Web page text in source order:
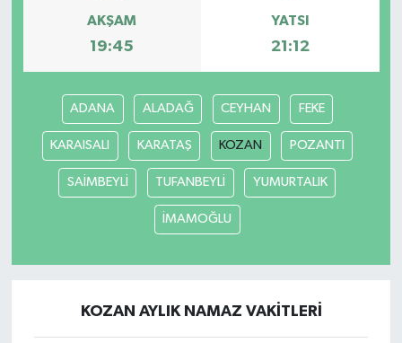
AKŞAM
19:45
YATSI
21:12
ADANA ALADAĞ CEYHAN FEKE
KARAISALI KARATAŞ KOZAN POZANTI
SAİMBEYLİ TUFANBEYLİ YUMURTALIK
İMAMOĞLU
KOZAN AYLIK NAMAZ VAKITLERI